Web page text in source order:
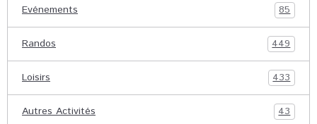
Evénements 85
Randos 449
Loisirs 433
Autres Activités 43